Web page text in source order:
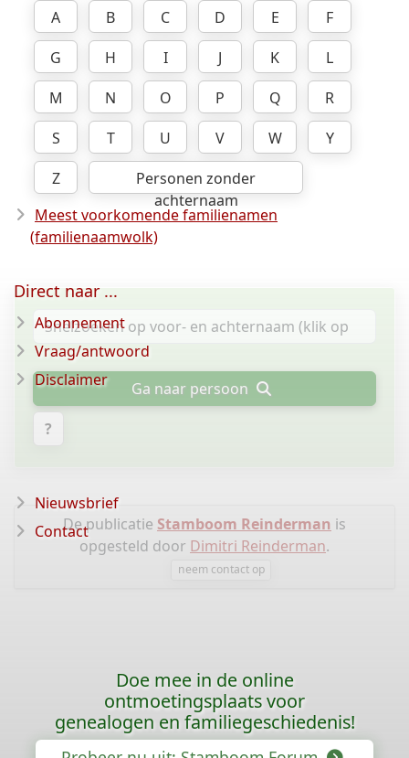
A
B C D E
F
G
H I J K
L
M
N O P Q
R
S
T U V W
Y
Z
Personen zonder
achternaam
Meest voorkomende familienamen
(familienaamwolk)
Ga naar persoon
?
De publicatie Stamboom Reinderman is
opgesteld door Dimitri Reinderman.
neem contact op
Direct naar ...
Abonnement
Vraag/antwoord
Disclaimer
Nieuwsbrief
Contact
Doe mee in de online
ontmoetingsplaats voor
genealogen en familiegeschiedenis!